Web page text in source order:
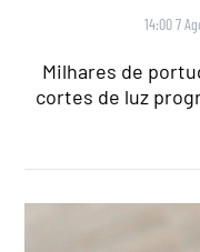
14:00 7
Milhares de
cortes de luz